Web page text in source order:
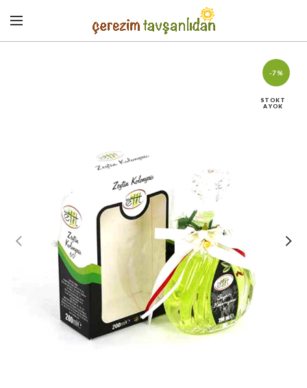
-7%
STOKT
A YOK